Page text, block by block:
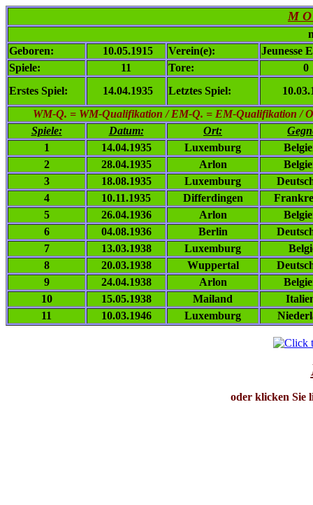
M
Geboren:
10.05.1915 Verein(e):
Jeunesse
Spiele:
11 Tore:
0
Erstes Spiel:
14.04.1935 Letztes Spiel:
WM-Q. = WM-Qualifikation / EM-Q. = EM-Qualifikation /
Spiele:
Datum: Ort:
1
14.04.1935 Luxemburg
2
28.04.1935 Arlon
3
18.08.1935 Luxemburg
4
10.11.1935 Differdingen
5
26.04.1936 Arlon
6
04.08.1936 Berlin
7
13.03.1938 Luxemburg
8
20.03.1938 Wuppertal
9
24.04.1938 Arlon
10
15.05.1938 Mailand
11
10.03.1946 Luxemburg
oder klicken Sie